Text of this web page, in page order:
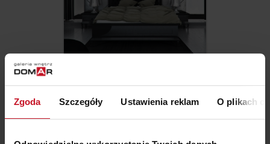
Zgoda Szczegóły Ustawienia reklam O plikach
6 200 ZŁ